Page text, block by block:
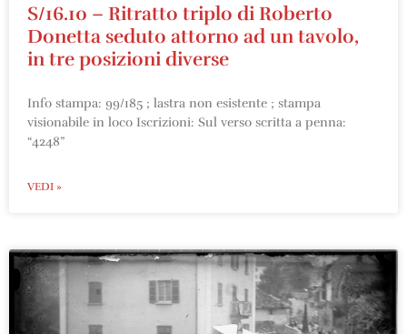
S/16.10 – Ritratto triplo di Roberto
Donetta seduto attorno ad un tavolo,
in tre posizioni diverse
Info stampa: 99/185 ; lastra non esistente ; stampa
visionabile in loco Iscrizioni: Sul verso scritta a penna:
“4248”
VEDI »